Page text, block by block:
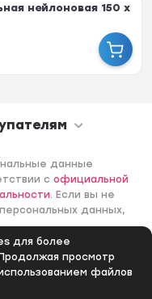
для более
просмотр
файлов
нейлоновая 150 х
данные
софициальной
. Если вы не
данных,
Все права